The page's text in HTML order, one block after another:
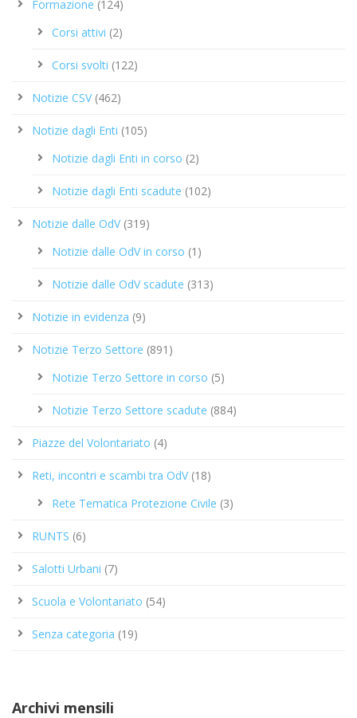
Formazione (124)
Corsi attivi (2)
Corsi svolti (122)
Notizie CSV(462)
Notizie dagli Enti (105)
Notizie dagli Enti in corso (2)
Notizie dagli Enti scadute (102)
Notizie dalle OdV(319)
Notizie dalle OdV in corso (1)
Notizie dalle OdV scadute (313)
Notizie in evidenza (9)
Notizie Terzo Settore (891)
Notizie Terzo Settore in corso (5)
Notizie Terzo Settore scadute (884)
Piazze del Volontariato (4)
Reti, incontri e scambi tra OdV(18)
Rete Tematica Protezione Civile (3)
RUNTS (6)
Salotti Urbani (7)
Scuola e Volontariato (54)
Senza categoria (19)
Archivi mensili